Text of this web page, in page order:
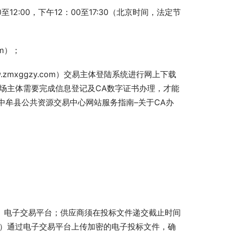
12:00，下午12：00至17:30（北京时间，法定节
；
）交易主体登陆系统进行网上下载
体需要完成信息登记及CA数字证书办理，才能
县公共资源交易中心网站服务指南–关于CA办
子交易平台；供应商须在投标文件递交截止时间
过电子交易平台上传加密的电子投标文件，确